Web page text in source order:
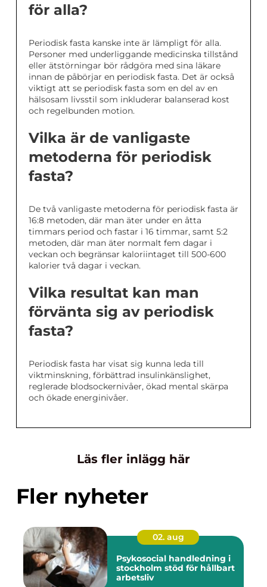
för alla?
Periodisk fasta kanske inte är lämpligt för alla.
Personer med underliggande medicinska tillstånd
eller ätstörningar bör rådgöra med sina läkare
innan de påbörjar en periodisk fasta. Det är också
viktigt att se periodisk fasta som en del av en
hälsosam livsstil som inkluderar balanserad kost
och regelbunden motion.
Vilka är de vanligaste
metoderna för periodisk
fasta?
De två vanligaste metoderna för periodisk fasta är
16:8 metoden, där man äter under en åtta
timmars period och fastar i 16 timmar, samt 5:2
metoden, där man äter normalt fem dagar i
veckan och begränsar kaloriintaget till 500-600
kalorier två dagar i veckan.
Vilka resultat kan man
förvänta sig av periodisk
fasta?
Periodisk fasta har visat sig kunna leda till
viktminskning, förbättrad insulinkänslighet,
reglerade blodsockernivåer, ökad mental skärpa
och ökade energinivåer.
Läs fler inlägg här
Fler nyheter
02. aug
Psykosocial handledning i
stockholm stöd för hållbart
arbetsliv